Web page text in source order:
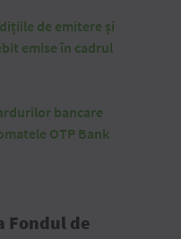
de emitere și
emise în cadrul
bancare
OTP Bank
Fondul de